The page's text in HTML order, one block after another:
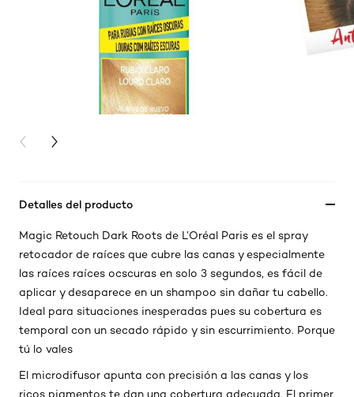
PREVIOUS CARD
NEXT CARD
Detalles del producto
Magic Retouch Dark Roots de L’Oréal Paris es el spray
retocador de raíces que cubre las canas y especialmente
las raíces raíces ocscuras en solo 3 segundos, es fácil de
aplicar y desaparece en un shampoo sin dañar tu cabello.
Ideal para situaciones inesperadas pues su cobertura es
temporal con un secado rápido y sin escurrimiento. Porque
tú lo vales
El microdifusor apunta con precisión a las canas y los
ricos pigmentos te dan una cobertura adecuada. El primer